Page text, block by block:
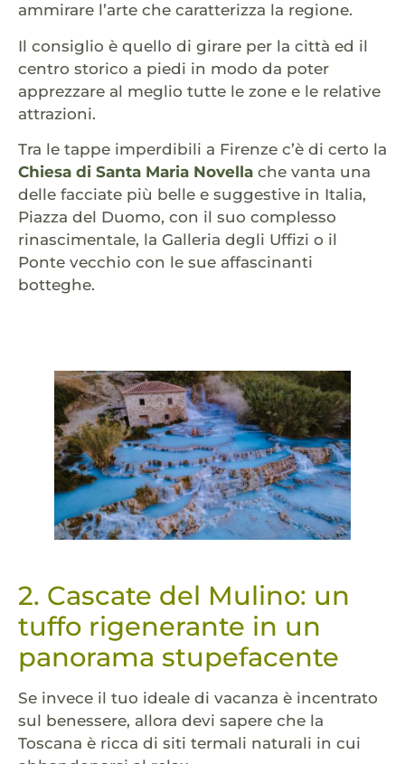
ammirare l’arte che caratterizza la regione.
Il consiglio è quello di girare per la città ed il
centro storico a piedi in modo da poter
apprezzare al meglio tutte le zone e le relative
attrazioni.
Tra le tappe imperdibili a Firenze c’è di certo la
Chiesa di Santa Maria Novella che vanta una
delle facciate più belle e suggestive in Italia,
Piazza del Duomo, con il suo complesso
rinascimentale, la Galleria degli Uffizi o il
Ponte vecchio con le sue affascinanti
botteghe.
2. Cascate del Mulino: un
tuffo rigenerante in un
panorama stupefacente
Se invece il tuo ideale di vacanza è incentrato
sul benessere, allora devi sapere che la
Toscana è ricca di siti termali naturali in cui